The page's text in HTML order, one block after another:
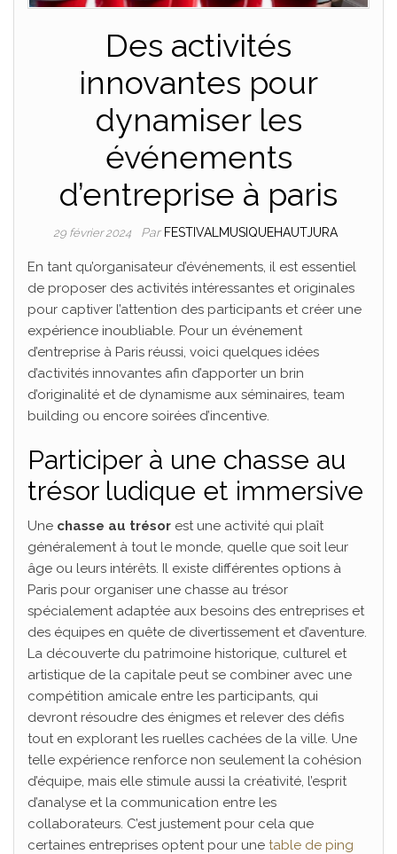
Des activités
innovantes pour
dynamiser les
événements
d’entreprise à paris
29 février 2024 Par FESTIVALMUSIQUEHAUTJURA
En tant qu’organisateur d’événements, il est essentiel
de proposer des activités intéressantes et originales
pour captiver l’attention des participants et créer une
expérience inoubliable. Pour un événement
d’entreprise à Paris réussi, voici quelques idées
d’activités innovantes afin d’apporter un brin
d’originalité et de dynamisme aux séminaires, team
building ou encore soirées d’incentive.
Participer à une chasse au
trésor ludique et immersive
Une chasse au trésor est une activité qui plaît
généralement à tout le monde, quelle que soit leur
âge ou leurs intérêts. Il existe différentes options à
Paris pour organiser une chasse au trésor
spécialement adaptée aux besoins des entreprises et
des équipes en quête de divertissement et d’aventure.
La découverte du patrimoine historique, culturel et
artistique de la capitale peut se combiner avec une
compétition amicale entre les participants, qui
devront résoudre des énigmes et relever des défis
tout en explorant les ruelles cachées de la ville. Une
telle expérience renforce non seulement la cohésion
d’équipe, mais elle stimule aussi la créativité, l’esprit
d’analyse et la communication entre les
collaborateurs. C’est justement pour cela que
certaines entreprises optent pour une table de ping